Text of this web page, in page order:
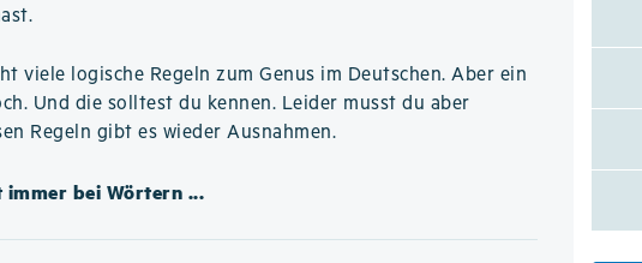
viele logische Regeln zum Genus im Deutschen. Aber ein
Und die solltest du kennen. Leider musst du aber
Regeln gibt es wieder Ausnahmen.
bei Wörtern ...